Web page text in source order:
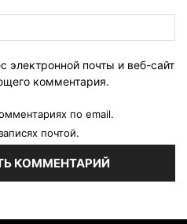
электронной почты и веб-сайт
комментария.
по email.
почтой.